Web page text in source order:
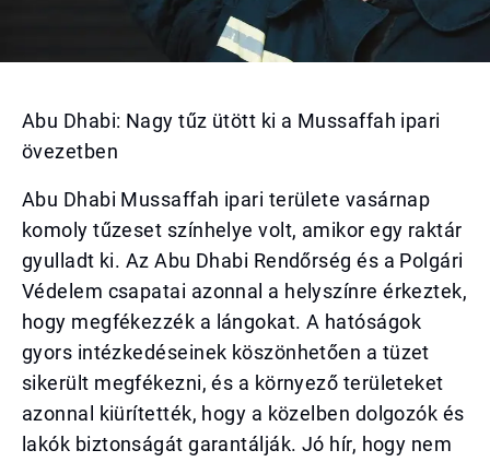
Abu Dhabi: Nagy tűz ütött ki a Mussaffah ipari
övezetben
Abu Dhabi Mussaffah ipari területe vasárnap
komoly tűzeset színhelye volt, amikor egy raktár
gyulladt ki. Az Abu Dhabi Rendőrség és a Polgári
Védelem csapatai azonnal a helyszínre érkeztek,
hogy megfékezzék a lángokat. A hatóságok
gyors intézkedéseinek köszönhetően a tüzet
sikerült megfékezni, és a környező területeket
azonnal kiürítették, hogy a közelben dolgozók és
lakók biztonságát garantálják. Jó hír, hogy nem